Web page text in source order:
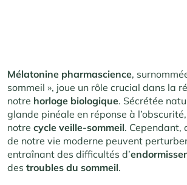
Mélatonine pharmascience,
sommeil », joue un rôle crucial dans la
notre horloge biologique. Sécrétée
glande pinéale en réponse à
notre cycle veille-sommeil. Cependant,
de notre vie moderne peuvent
entraînant des difficultés d’
des troubles du sommeil.